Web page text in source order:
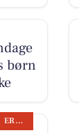
børn
ERHVERV